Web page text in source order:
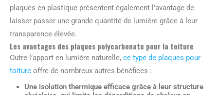
plaques en plastique présentent également l’avantage de
laisser passer une grande quantité de lumière grâce à leur
transparence élevée.
Les avantages des plaques polycarbonate pour la toiture
Outre l’apport en lumière naturelle, ce type de plaques pour
toiture offre de nombreux autres bénéfices :
Une isolation thermique efficace grâce à leur structure